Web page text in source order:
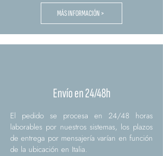
MÁS INFORMACIÓN >
Envío en 24/48h
El pedido se procesa en 24/48 horas
laborables por nuestros sistemas, los plazos
de entrega por mensajería varían en función
de la ubicación en Italia.